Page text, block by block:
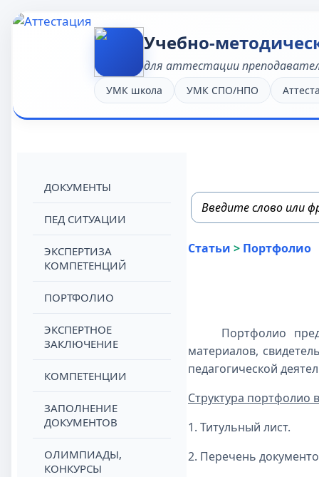
Учебно-
для аттестации
УМК школа УМК СПО/НПО
ДОКУМЕНТЫ
ПЕД СИТУАЦИИ
ЭКСПЕРТИЗА
КОМПЕТЕНЦИЙ
ПОРТФОЛИО
ЭКСПЕРТНОЕ
ЗАКЛЮЧЕНИЕ
КОМПЕТЕНЦИИ
ЗАПОЛНЕНИЕ
ДОКУМЕНТОВ
ОЛИМПИАДЫ,
КОНКУРСЫ
Статьи > Портфолио
Портфолио
материалов,
педагогической
Структура портфолио
1. Титульный лист.
2. Перечень